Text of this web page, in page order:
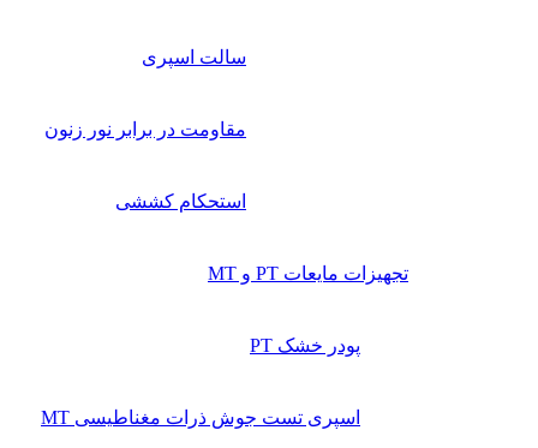
سالت اسپری
مقاومت در برابر نور زنون
استحکام کششی
تجهیزات مایعات PT و MT
پودر خشک PT
اسپری تست جوش ذرات مغناطیسی MT